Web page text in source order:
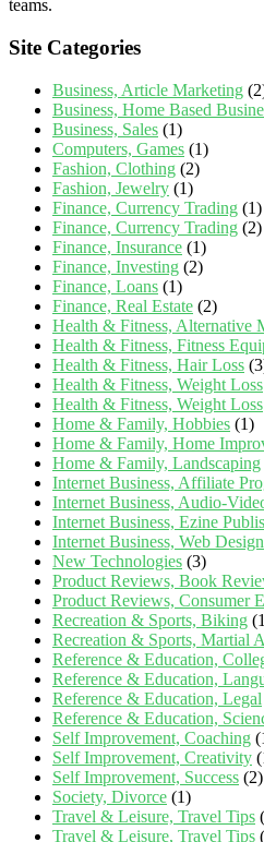
teams.
Site Categories
Business, Article Marketing
Business, Home Based
Business, Sales (1)
Computers, Games (1)
Fashion, Clothing (2)
Fashion, Jewelry (1)
Finance, Currency Trading (1)
Finance, Currency Trading (2)
Finance, Insurance (1)
Finance, Investing (2)
Finance, Loans (1)
Finance, Real Estate (2)
Health & Fitness, Alternative
Health & Fitness, Fitness
Health & Fitness, Hair Loss
Health & Fitness, Weight Loss
Health & Fitness, Weight Loss
Home & Family, Hobbies (1)
Home & Family, Home
Home & Family, Landscaping
Internet Business, Affiliate
Internet Business, Audio-
Internet Business, Ezine
Internet Business, Web Design
New Technologies (3)
Product Reviews, Book
Product Reviews, Consumer
Recreation & Sports, Biking
Recreation & Sports, Martial
Reference & Education,
Reference & Education,
Reference & Education, Legal
Reference & Education,
Self Improvement, Coaching
Self Improvement, Creativity
Self Improvement, Success (2)
Society, Divorce (1)
Travel & Leisure, Travel Tips
Travel & Leisure, Travel Tips